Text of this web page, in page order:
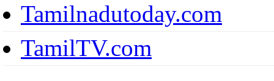
Tamilnadutoday.com
TamilTV.com